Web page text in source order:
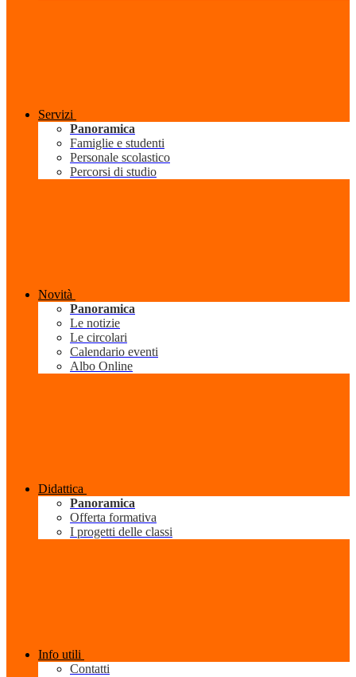
Servizi
Panoramica
Famiglie e studenti
Personale scolastico
Percorsi di studio
Novità
Panoramica
Le notizie
Le circolari
Calendario eventi
Albo Online
Didattica
Panoramica
Offerta formativa
I progetti delle classi
Info utili
Contatti